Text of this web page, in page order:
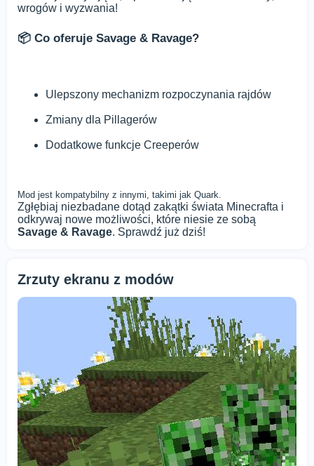
wrogów i wyzwania!
📦 Co oferuje Savage & Ravage?
Ulepszony mechanizm rozpoczynania rajdów
Zmiany dla Pillagerów
Dodatkowe funkcje Creeperów
Mod jest kompatybilny z innymi, takimi jak Quark.
Zgłębiaj niezbadane dotąd zakątki świata Minecrafta i
odkrywaj nowe możliwości, które niesie ze sobą
Savage & Ravage. Sprawdź już dziś!
Zrzuty ekranu z modów